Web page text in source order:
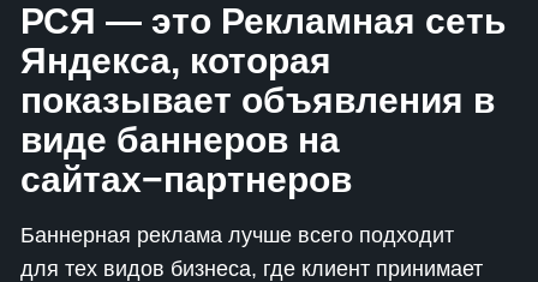
РСЯ — это Рекламная сеть
Яндекса, которая
показывает объявления в
виде баннеров на
сайтах−партнеров
Баннерная реклама лучше всего подходит
для тех видов бизнеса, где клиент принимает